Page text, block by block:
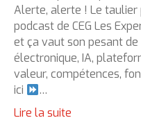
Alerte, alerte ! Le
podcast de CEG Les
et ça vaut son pesant
électronique, IA,
valeur, compétences,
ici
…
Lire la suite